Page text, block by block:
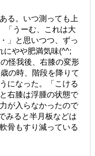
る。いつ測っても上
「うーむ、これは大
」と思いつつ、ずっ
にやや肥満気味(^^;
怪我後、右膝の変形
の時、階段を降りて
になった。「こける
右膝は浮腫の状態で
が入らなかったので
みると半月板などは
骨もすり減っている